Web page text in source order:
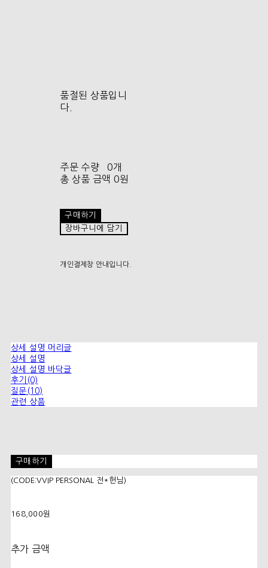
품절된 상품입니
다.
주문 수량
0개
총 상품 금액 0원
구매하기
장바구니에 담기
개인결제창 안내입니다.
상세 설명 머리글
상세 설명
상세 설명 바닥글
후기(0)
질문(10)
관련 상품
구매하기
(CODE:VVIP PERSONAL 전*헌님)
168,000원
추가 금액